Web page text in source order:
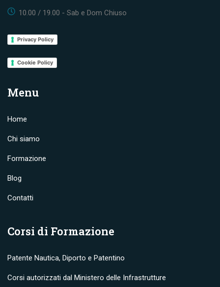
10.00 / 19.00 - Sab e Dom Chiuso
Privacy Policy
Cookie Policy
Menu
Home
Chi siamo
Formazione
Blog
Contatti
Corsi di Formazione
Patente Nautica, Diporto e Patentino
Corsi autorizzati dal Ministero delle Infrastrutture